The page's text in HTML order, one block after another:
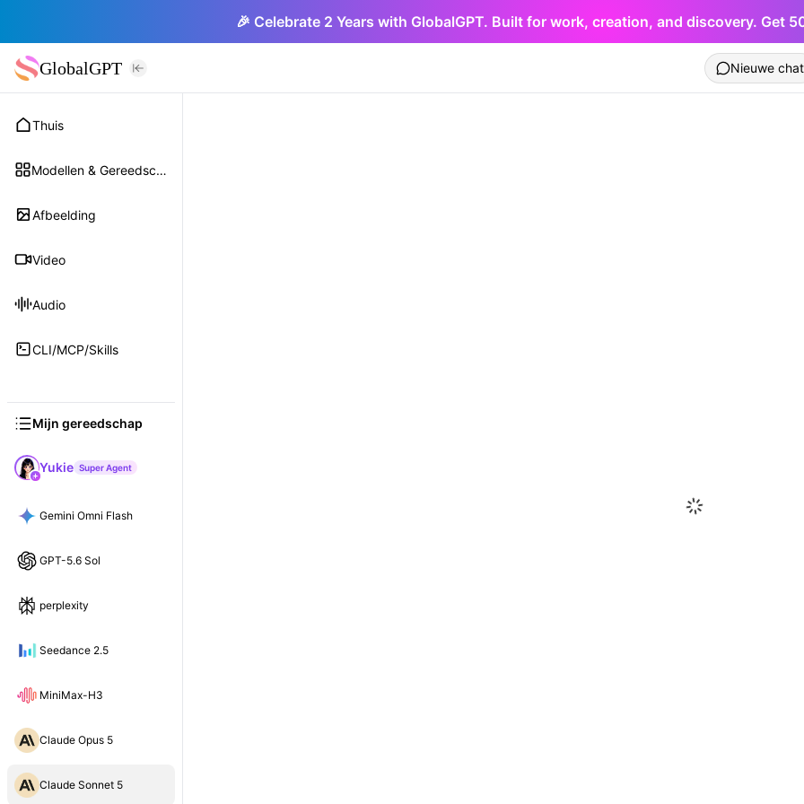
🎉 Celebrate 2 Years with GlobalGPT. Built for work, creation, and discovery. Get
GlobalGPT
Thuis
Modellen & Gereedschap
Afbeelding
Video
Audio
CLI/MCP/Skills
Mijn gereedschap
Yukie Super Agent
Gemini Omni Flash
GPT-5.6 Sol
perplexity
Seedance 2.5
MiniMax-H3
Claude Opus 5
Claude Sonnet 5
Nieuwe chat